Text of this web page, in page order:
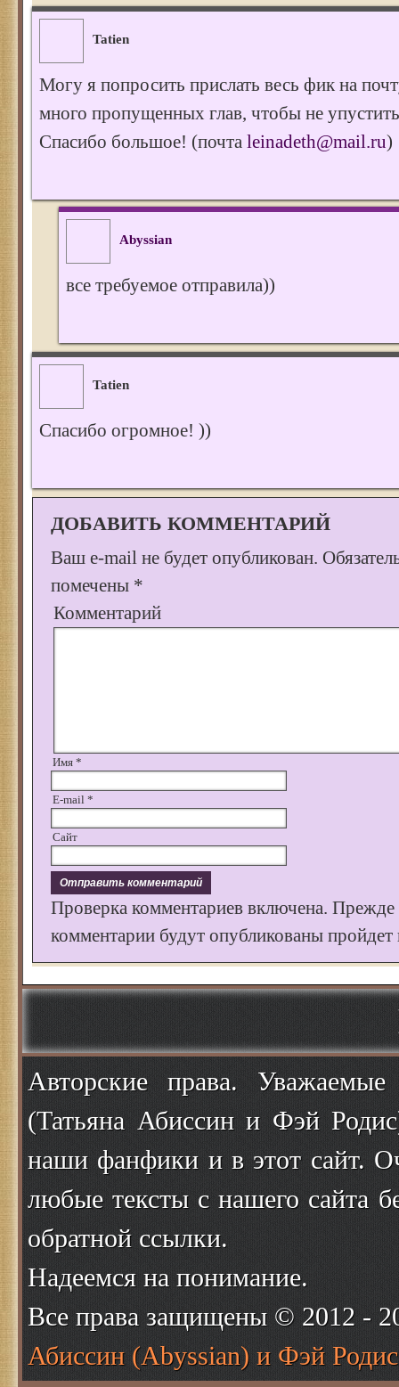
Tatien
Могу я попросить прислать весь фик на
много пропущенных глав, чтобы не
Спасибо большое! (почта leinadeth@mail.ru)
Abyssian
все требуемое отправила))
Tatien
Спасибо огромное! ))
ДОБАВИТЬ КОММЕНТАРИЙ
Ваш e-mail не будет опубликован.
помечены *
Комментарий
Имя *
E-mail *
Сайт
Проверка комментариев включена.
комментарии будут опубликованы пройдет
Авторские права.
(Татьяна Абиссин и Фэй
наши фанфики и в этот сайт.
любые тексты с нашего сайта
обратной ссылки.
Надеемся на понимание.
Все права защищены © 2012 -
Абиссин (Abyssian) и Фэй